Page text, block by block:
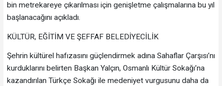
bin metrekareye çıkarılması için genişletme çalışmalarına bu yıl
başlanacağını açıkladı.
KÜLTÜR, EĞİTİM VE ŞEFFAF BELEDİYECİLİK
Şehrin kültürel hafızasını güçlendirmek adına Sahaflar Çarşısı’nı
kurduklarını belirten Başkan Yalçın, Osmanlı Kültür Sokağı’na
kazandırılan Türkçe Sokağı ile medeniyet vurgusunu daha da